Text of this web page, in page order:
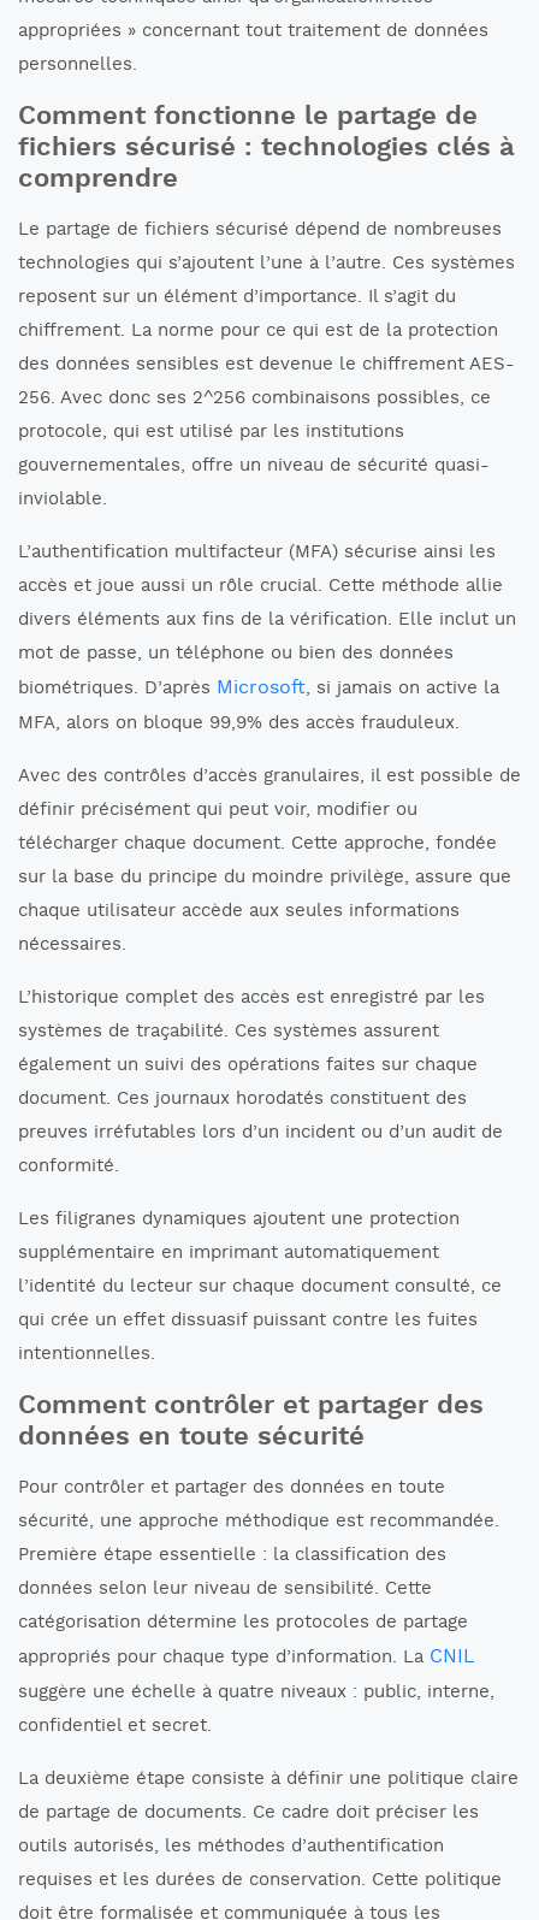
appropriées » concernant tout traitement de données
personnelles.
Comment fonctionne le partage de
fichiers sécurisé : technologies clés à
comprendre
Le partage de fichiers sécurisé dépend de nombreuses
technologies qui s’ajoutent l’une à l’autre. Ces systèmes
reposent sur un élément d’importance. Il s’agit du
chiffrement. La norme pour ce qui est de la protection
des données sensibles est devenue le chiffrement AES-
256. Avec donc ses 2^256 combinaisons possibles, ce
protocole, qui est utilisé par les institutions
gouvernementales, offre un niveau de sécurité quasi-
inviolable.
L’authentification multifacteur (MFA) sécurise ainsi les
accès et joue aussi un rôle crucial. Cette méthode allie
divers éléments aux fins de la vérification. Elle inclut un
mot de passe, un téléphone ou bien des données
biométriques. D’après Microsoft, si jamais on active la
MFA, alors on bloque 99,9% des accès frauduleux.
Avec des contrôles d’accès granulaires, il est possible de
définir précisément qui peut voir, modifier ou
télécharger chaque document. Cette approche, fondée
sur la base du principe du moindre privilège, assure que
chaque utilisateur accède aux seules informations
nécessaires.
L’historique complet des accès est enregistré par les
systèmes de traçabilité. Ces systèmes assurent
également un suivi des opérations faites sur chaque
document. Ces journaux horodatés constituent des
preuves irréfutables lors d’un incident ou d’un audit de
conformité.
Les filigranes dynamiques ajoutent une protection
supplémentaire en imprimant automatiquement
l’identité du lecteur sur chaque document consulté, ce
qui crée un effet dissuasif puissant contre les fuites
intentionnelles.
Comment contrôler et partager des
données en toute sécurité
Pour contrôler et partager des données en toute
sécurité, une approche méthodique est recommandée.
Première étape essentielle : la classification des
données selon leur niveau de sensibilité. Cette
catégorisation détermine les protocoles de partage
appropriés pour chaque type d’information. La CNIL
suggère une échelle à quatre niveaux : public, interne,
confidentiel et secret.
La deuxième étape consiste à définir une politique claire
de partage de documents. Ce cadre doit préciser les
outils autorisés, les méthodes d’authentification
requises et les durées de conservation. Cette politique
doit être formalisée et communiquée à tous les